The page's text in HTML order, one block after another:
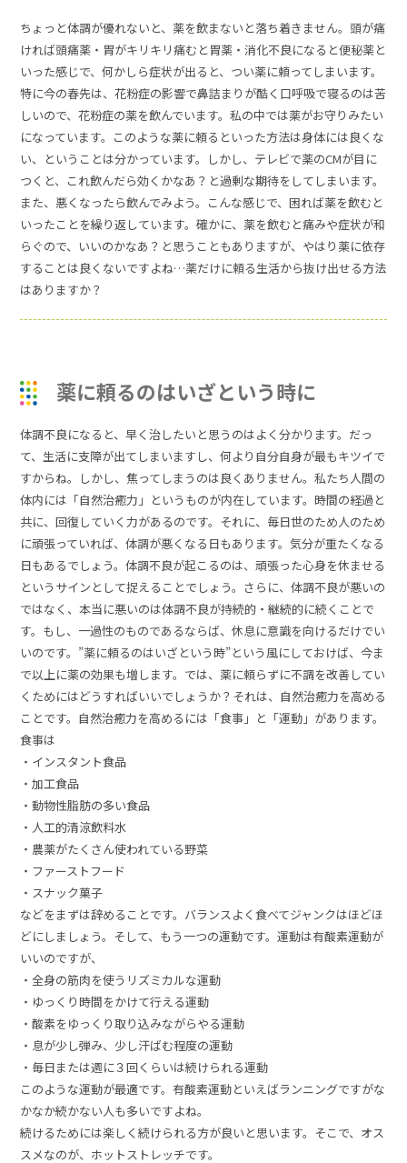
ちょっと体調が優れないと、薬を飲まないと落ち着きません。頭が痛
ければ頭痛薬・胃がキリキリ痛むと胃薬・消化不良になると便秘薬と
いった感じで、何かしら症状が出ると、つい薬に頼ってしまいます。
特に今の春先は、花粉症の影響で鼻詰まりが酷く口呼吸で寝るのは苦
しいので、花粉症の薬を飲んでいます。私の中では薬がお守りみたい
になっています。このような薬に頼るといった方法は身体には良くな
い、ということは分かっています。しかし、テレビで薬のCMが目に
つくと、これ飲んだら効くかなあ？と過剰な期待をしてしまいます。
また、悪くなったら飲んでみよう。こんな感じで、困れば薬を飲むと
いったことを繰り返しています。確かに、薬を飲むと痛みや症状が和
らぐので、いいのかなあ？と思うこともありますが、やはり薬に依存
することは良くないですよね…薬だけに頼る生活から抜け出せる方法
はありますか？
薬に頼るのはいざという時に
体調不良になると、早く治したいと思うのはよく分かります。だっ
て、生活に支障が出てしまいますし、何より自分自身が最もキツイで
すからね。しかし、焦ってしまうのは良くありません。私たち人間の
体内には「自然治癒力」というものが内在しています。時間の経過と
共に、回復していく力があるのです。それに、毎日世のため人のため
に頑張っていれば、体調が悪くなる日もあります。気分が重たくなる
日もあるでしょう。体調不良が起こるのは、頑張った心身を休ませる
というサインとして捉えることでしょう。さらに、体調不良が悪いの
ではなく、本当に悪いのは体調不良が持続的・継続的に続くことで
す。もし、一過性のものであるならば、休息に意識を向けるだけでい
いのです。”薬に頼るのはいざという時”という風にしておけば、今ま
で以上に薬の効果も増します。では、薬に頼らずに不調を改善してい
くためにはどうすればいいで しょうか？それは、自然治癒力を高める
ことです。自然治癒力を高めるには「食事」と「運動」があります。
食事は
・インスタント食品
・加工食品
・動物性脂肪の多い食品
・人工的清涼飲料水
・農薬がたくさん使われている野菜
・ファーストフード
・スナック菓子
などをまずは辞めることです。バランスよく食べてジャンクはほどほ
どにしましょう。そして、もう一つの運動です。運動は有酸素運動が
いいのですが、
・全身の筋肉を使うリズミカルな運動
・ゆっくり時間をかけて行える運動
・酸素をゆっくり取り込みながらやる運動
・息が少し弾み、少し汗ばむ程度の運動
・毎日または週に３回くらいは続けられる運動
このような運動が最適です。有酸素運動といえばランニングですがな
かなか続かない人も多いですよね。
続けるためには楽しく続けられる方が良いと思います。そこで、オス
スメなのが、ホットストレッチです。